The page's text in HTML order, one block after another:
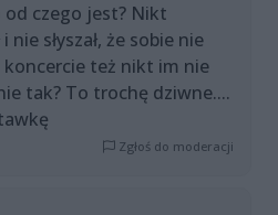
czego jest? Nikt
słyszał, że sobie nie
koncercie też nikt im nie
tak? To trochę dziwne....
Zgłoś do moderacji